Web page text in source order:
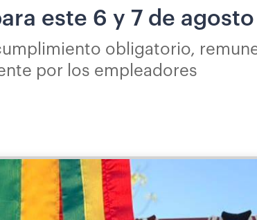
este 6 y 7 de agosto
obligatorio,
por los empleadores